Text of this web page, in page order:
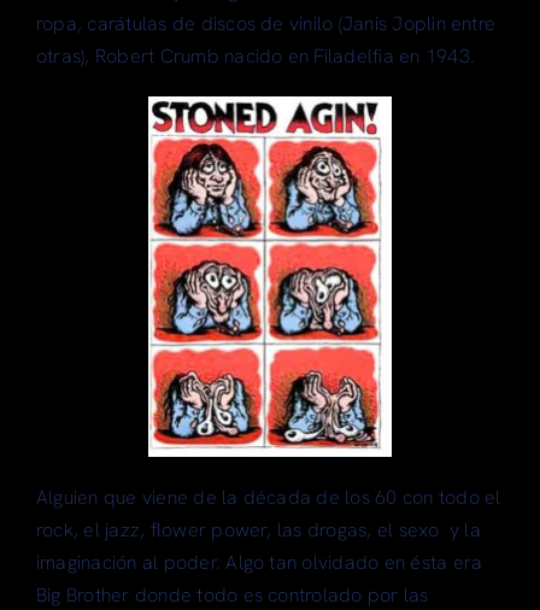
Articulos
ropa, carátulas de discos de vinilo (Janis Joplin entre
otras), Robert Crumb nacido en Filadelfia en 1943.
Alguien que viene de la década de los 60 con todo el
rock, el jazz, flower power, las drogas, el sexo y la
imaginación al poder. Algo tan olvidado en ésta era
Big Brother donde todo es controlado por las